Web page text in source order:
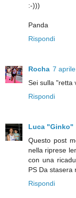
:-)))
Panda
Rispondi
Rocha 7
Sei sulla "retta
Rispondi
Luca "Ginko"
Questo post
nella riprese
con una
PS Da stasera
Rispondi